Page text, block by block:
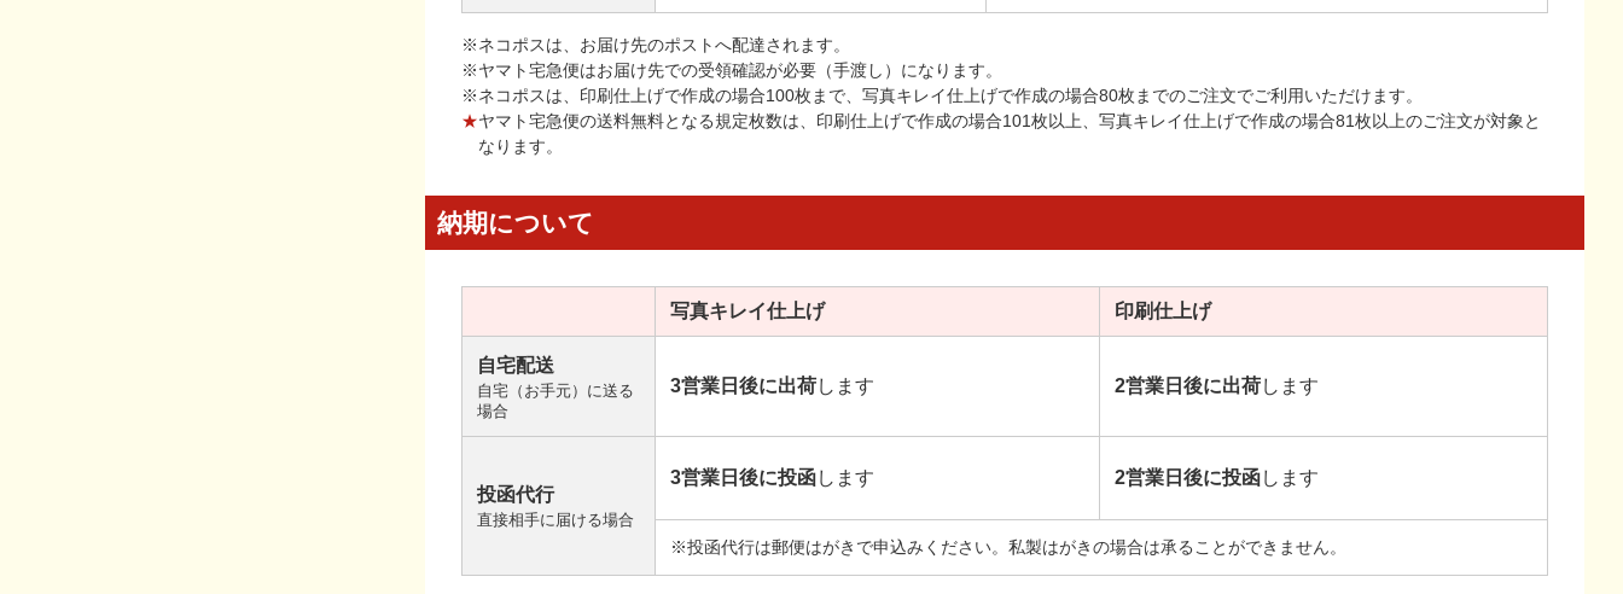
※ネコポスは、お届け先のポストへ配達されます。
※ヤマト宅急便はお届け先での受領確認が必要（手渡し）になります。
※ネコポスは、印刷仕上げで作成の場合100枚まで、写真キレイ仕上げで作成の場合80枚までのご注文でご利用いただけます。
★ヤマト宅急便の送料無料となる規定枚数は、印刷仕上げで作成の場合101枚以上、写真キレイ仕上げで作成の場合81枚以上のご注文が対象と
なります。
納期について
写真キレイ仕上げ 印刷仕上げ
自宅配送
自宅（お手元）に送る
場合
3営業日後に出荷します 2営業日後に出荷します
投函代行
直接相手に届ける場合
3営業日後に投函します 2営業日後に投函します
※投函代行は郵便はがきで申込みください。私製はがきの場合は承ることができません。